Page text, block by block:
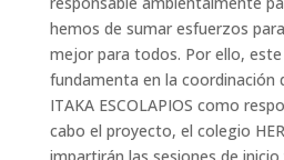
hemos de sumar esfuerzos
mejor para todos. Por ello,
fundamenta en la coordinación
ITAKA ESCOLAPIOS como
cabo el proyecto, el colegio